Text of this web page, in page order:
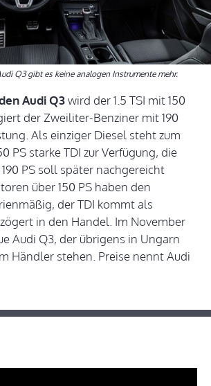
Q3 gibt es keine analogen Instrumente mehr.
Audi Q3wird der 1.5 TSI mit 150
der Zweiliter-Benziner mit 190
Als einziger Diesel steht zum
PS starke TDI zur Verfügung, die
PS soll später nachgereicht
über 150 PS haben den
der TDI kommt als
in den Handel. Im November
Audi Q3, der übrigens in Ungarn
Händler stehen. Preise nennt Audi